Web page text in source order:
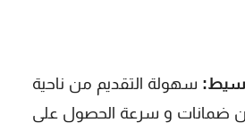
سهولة التقديم من ناحية
ضمانات و سرعة الحصول على